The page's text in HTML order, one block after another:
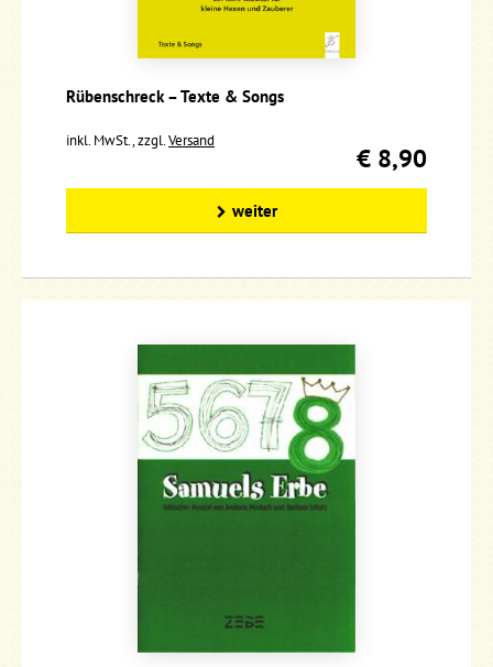
Rübenschreck – Texte & Songs
inkl. MwSt., zzgl.Versand
€ 8,90
weiter